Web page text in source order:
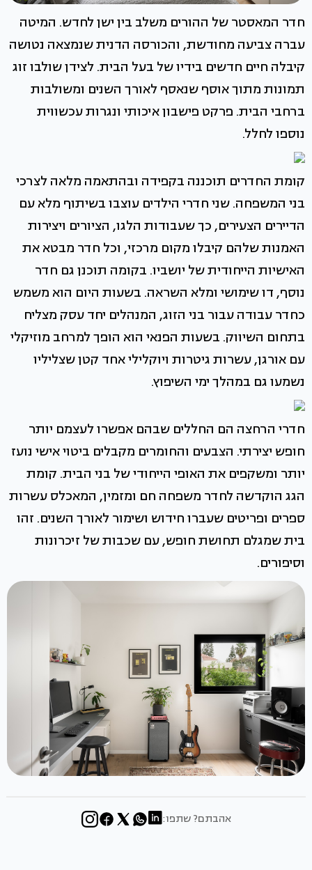
חדר המאסטר של ההורים משלב בין ישן לחדש. המיטה
עברה צביעה מחודשת, והכורסה הדנית שנמצאה נטושה
קיבלה חיים חדשים בידיו של בעל הבית. לצידן שולבו זוג
תמונות מתוך אוסף שנאסף לאורך השנים ומשולבות
ברחבי הבית. פרקט פישבון איכותי ונגרות עכשווית
נוספו לחלל.
קומת החדרים תוכננה בקפידה ובהתאמה מלאה לצרכי
בני המשפחה. שני חדרי הילדים עוצבו בשיתוף מלא עם
הדיירים הצעירים, כך שעבודות הלגו, הציורים ויצירות
האמנות שלהם קיבלו מקום מרכזי, וכל חדר מבטא את
האישיות הייחודית של יושביו. בקומה תוכנן גם חדר
נוסף, דו שימושי ומלא השראה. בשעות היום הוא משמש
כחדר עבודה עבור בני הזוג, המנהלים יחד עסק מצליח
בתחום השיווק. בשעות הפנאי הוא הופך למרחב מוזיקלי
עם אורגן, עשרות גיטרות ויוקלילי אחד קטן שצליליו
נשמעו גם במהלך ימי השיפוץ.
חדרי הרחצה הם החללים שבהם אפשרו לעצמם יותר
חופש יצירתי. הצבעים והחומרים מקבלים ביטוי אישי נועז
יותר ומשקפים את האופי הייחודי של בני הבית. קומת
הגג הוקדשה לחדר משפחה חם ומזמין, המאכלס עשרות
ספרים ופריטים שעברו חידוש ושימור לאורך השנים. זהו
בית שמגלם תחושת חופש, עם שכבות של זיכרונות
וסיפורים.
אהבתם? שתפו: